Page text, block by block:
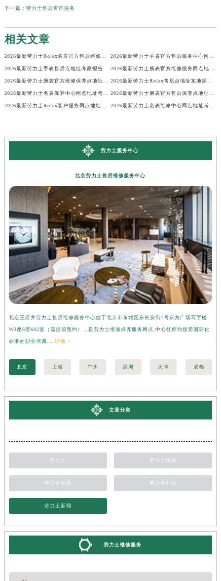
下一篇： 劳力士售后查询服务
相关文章
2026最新劳力士手表售后点地址考察报告
劳力士服务中心
北京劳力士售后维修服务中心
北京王府井劳力士售后维修服务中心位于北京市东城区东长安街1号东方广场写字楼
W3座6层602室（需提前预约），是劳力士维修保养服务网点,中心技师均接受国际化
标准的职业培训.... 详情 >
北京 上海 广州 深圳 天津 成都
文章分类
劳力士 劳力士维修
劳力士保养 劳力士配件
劳力士新闻
劳力士维修服务